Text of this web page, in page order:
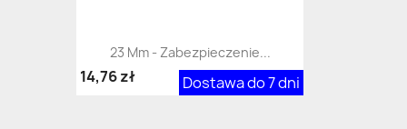
23 Mm - Zabezpieczenie...
Dostawa do 7 dni
14,76 zł